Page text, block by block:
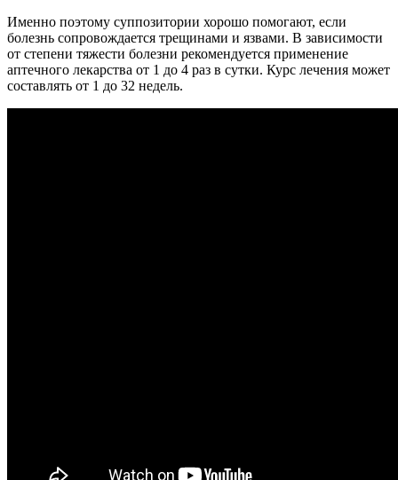
Именно поэтому суппозитории хорошо помогают, если
болезнь сопровождается трещинами и язвами. В зависимости
от степени тяжести болезни рекомендуется применение
аптечного лекарства от 1 до 4 раз в сутки. Курс лечения может
составлять от 1 до 32 недель.